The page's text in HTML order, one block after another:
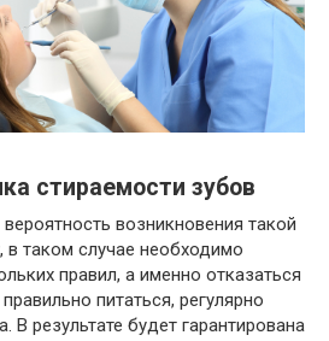
стираемости зубов
возникновения такой
таком случае необходимо
правил, а именно отказаться
питаться, регулярно
В результате будет гарантирована